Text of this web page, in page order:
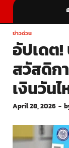
ข่าวด่วน
อัปเดต
สวัสดิก
เงินวันไ
April 28, 2026 -